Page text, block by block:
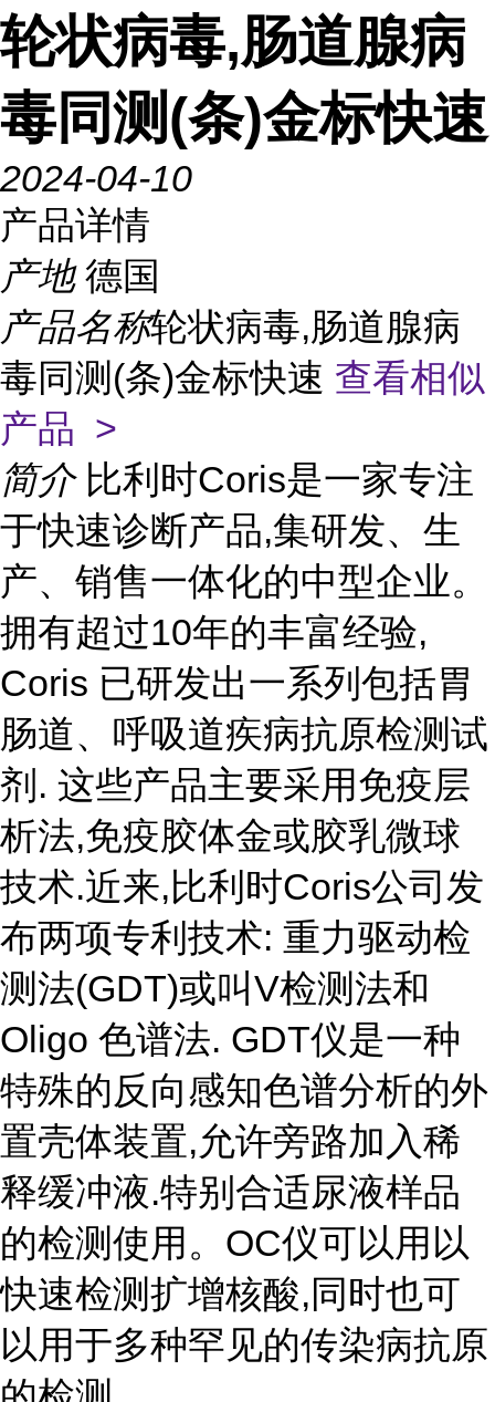
轮状病毒,肠道腺病
毒同测(条)金标快速
2024-04-10
产品详情
产地 德国
产品名称轮状病毒,肠道腺病
毒同测(条)金标快速 查看相似
产品 >
简介 比利时Coris是一家专注
于快速诊断产品,集研发、生
产、销售一体化的中型企业。
拥有超过10年的丰富经验,
Coris 已研发出一系列包括胃
肠道、呼吸道疾病抗原检测试
剂. 这些产品主要采用免疫层
析法,免疫胶体金或胶乳微球
技术.近来,比利时Coris公司发
布两项专利技术: 重力驱动检
测法(GDT)或叫V检测法和
Oligo 色谱法. GDT仪是一种
特殊的反向感知色谱分析的外
置壳体装置,允许旁路加入稀
释缓冲液.特别合适尿液样品
的检测使用。OC仪可以用以
快速检测扩增核酸,同时也可
以用于多种罕见的传染病抗原